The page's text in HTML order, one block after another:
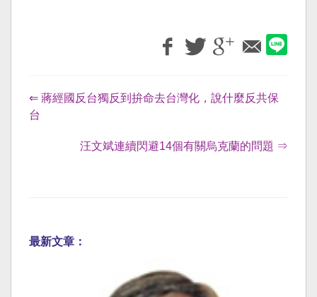
⇐ 蔣經國反台獨反到拚命去台灣化，說什麼反共保
台
汪文斌連續閃避14個有關烏克蘭的問題 ⇒
最新文章：